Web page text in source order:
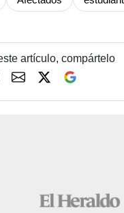
artículo, compártelo